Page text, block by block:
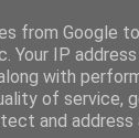
from Google
Your IP
with
of service,
and address